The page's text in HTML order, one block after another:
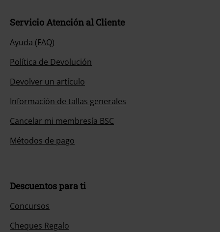
Servicio Atención al Cliente
Ayuda (FAQ)
Política de Devolución
Devolver un artículo
Información de tallas generales
Cancelar mi membresía BSC
Métodos de pago
Descuentos para ti
Concursos
Cheques Regalo